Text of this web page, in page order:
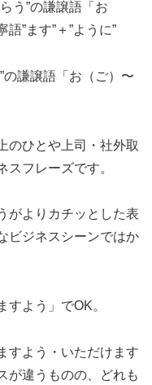
う”の謙譲語「お
”ます”＋”ように”
の謙譲語「お（ご）〜
のひとや上司・社外取
スフレーズです。
がよりカチッとした表
ビジネスシーンではか
よう」でOK。
すよう・いただけます
が違うものの、どれも